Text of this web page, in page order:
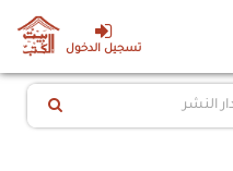
تسجيل الدخول